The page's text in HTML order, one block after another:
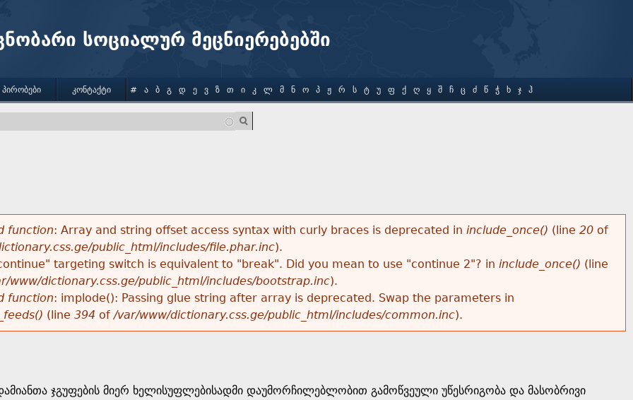
სოციალურ მეცნიერებებში
function: Array and string offset access syntax with curly braces is deprecated in include_once() (line 20of
public_html/includes/file.phar.inc).
targeting switch is equivalent to "break". Did you mean to use "continue 2"? in include_once() (line
www/dictionary.css.ge/public_html/includes/bootstrap.inc).
function: implode(): Passing glue string after array is deprecated. Swap the parameters in
(line 394 of/var/www/dictionary.css.ge/public_html/includes/common.inc).
ჯგუფების მიერ ხელისუფლებისადმი დაუმორჩილებლობით გამოწვეული უწესრიგობა და მასობრივი
ᲞᲘᲠᲝᲑᲔᲑᲘ ᲙᲝᲜᲢᲐᲥᲢᲘ # Ა Ბ Გ Დ Ე Ვ Ზ Თ Ი Კ Ლ Მ Ნ Ო Პ Ჟ Რ Ს Ტ Უ Ფ Ქ Ღ Ყ Შ Ჩ Ც Ძ Წ Ჭ Ხ Ჯ Ჰ